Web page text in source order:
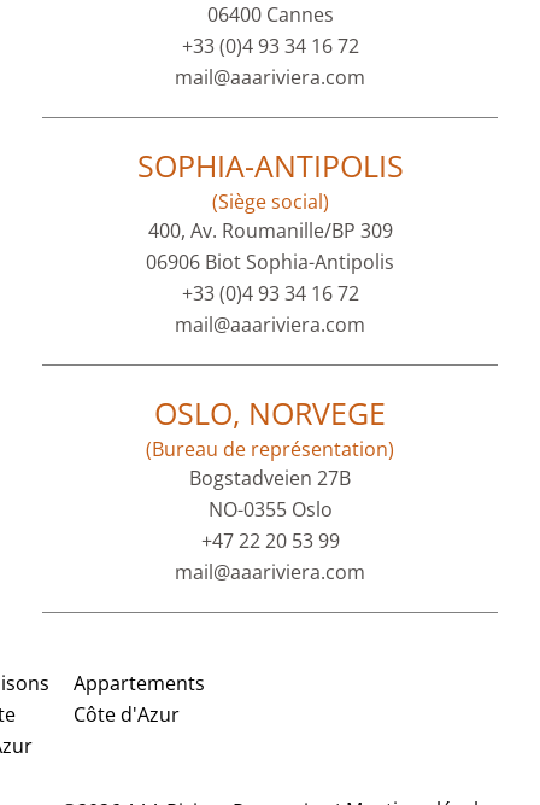
06400 Cannes
+33 (0)4 93 34 16 72
mail@aaariviera.com
SOPHIA-ANTIPOLIS
(Siège social)
400, Av. Roumanille/BP 309
06906 Biot Sophia-Antipolis
+33 (0)4 93 34 16 72
mail@aaariviera.com
OSLO, NORVEGE
(Bureau de représentation)
Bogstadveien 27B
NO-0355 Oslo
+47 22 20 53 99
mail@aaariviera.com
Appartements
Côte d'Azur